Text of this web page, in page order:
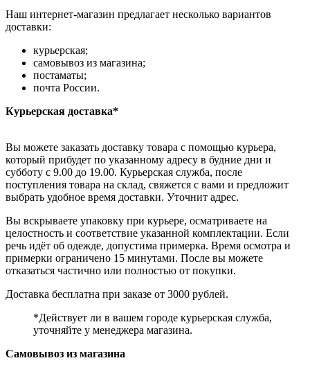
Наш интернет-магазин предлагает несколько вариантов
доставки:
курьерская;
самовывоз из магазина;
постаматы;
почта России.
Курьерская доставка*
Вы можете заказать доставку товара с помощью курьера,
который прибудет по указанному адресу в будние дни и
субботу с 9.00 до 19.00. Курьерская служба, после
поступления товара на склад, свяжется с вами и предложит
выбрать удобное время доставки. Уточнит адрес.
Вы вскрываете упаковку при курьере, осматриваете на
целостность и соответствие указанной комплектации. Если
речь идёт об одежде, допустима примерка. Время осмотра и
примерки ограничено 15 минутами. После вы можете
отказаться частично или полностью от покупки.
Доставка бесплатна при заказе от 3000 рублей.
*Действует ли в вашем городе курьерская служба,
уточняйте у менеджера магазина.
Самовывоз из магазина